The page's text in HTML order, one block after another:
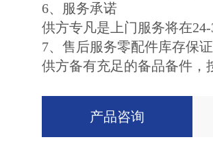
6、服务承诺
供方专凡是上门服务将在24-
7、售后服务零配件库存保证
供方备有充足的备品备件，
产品咨询